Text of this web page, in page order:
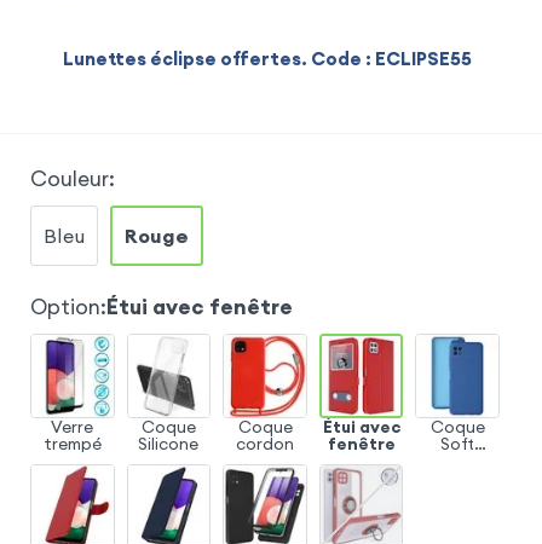
Lunettes éclipse offertes. Code : ECLIPSE55
Couleur:
Bleu Rouge
Option:Étui avec fenêtre
Verre
trempé
Coque
Silicone
Coque
cordon
Étui avec
fenêtre
Coque
Soft